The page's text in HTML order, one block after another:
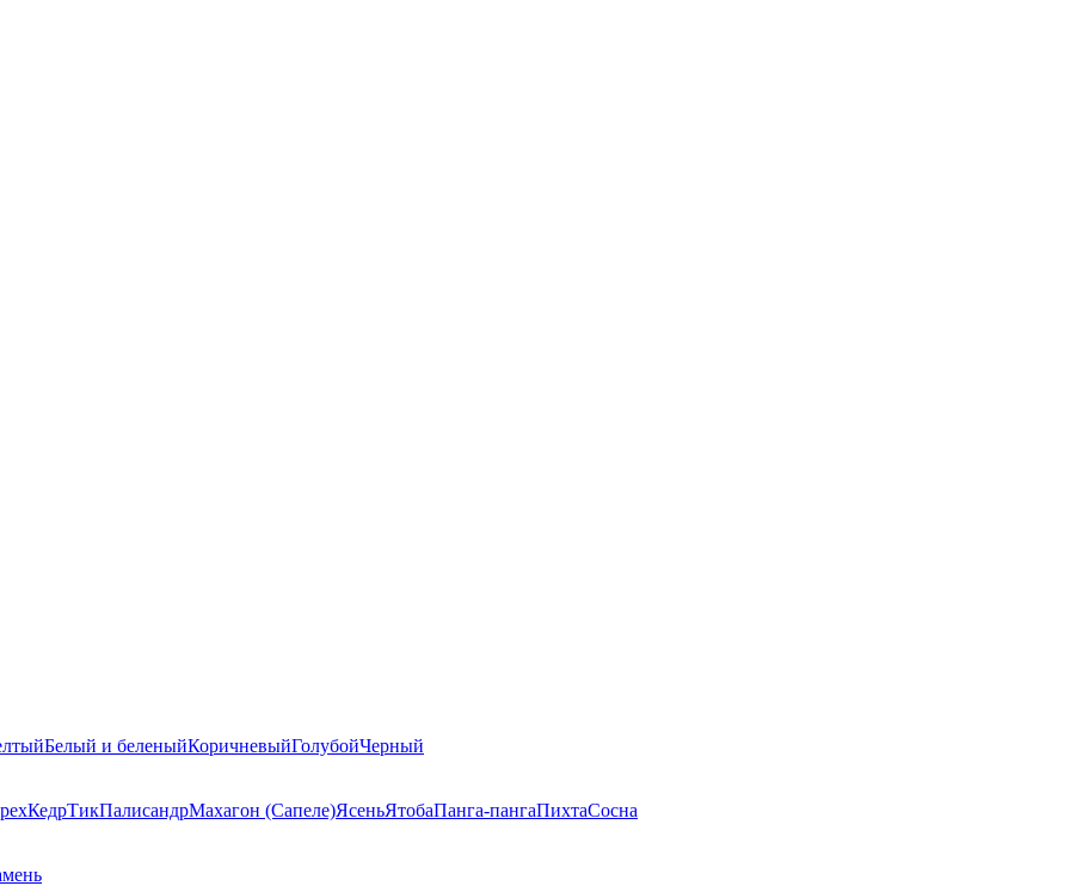
Белый и беленыйКоричневыйГолубойЧерный
КедрТикПалисандрМахагон (Сапеле)ЯсеньЯтобаПанга-пангаПихтаСосна